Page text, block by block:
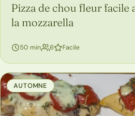
Pizza de chou fleur facile
la mozzarella
50 min 6personnes
Facile
AUTOMNE